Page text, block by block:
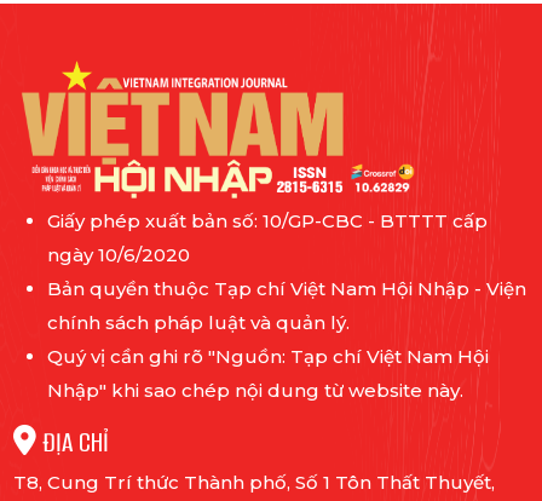
Giấy phép xuất bản số: 10/GP-CBC - BTTTT cấp
ngày 10/6/2020
Bản quyền thuộc Tạp chí Việt Nam Hội Nhập - Viện
chính sách pháp luật và quản lý.
Quý vị cần ghi rõ "Nguồn: Tạp chí Việt Nam Hội
Nhập" khi sao chép nội dung từ website này.
ĐỊA CHỈ
T8, Cung Trí thức Thành phố, Số 1 Tôn Thất Thuyết,